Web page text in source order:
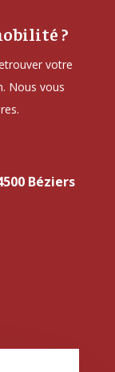
?
votre
Nous vous
Béziers